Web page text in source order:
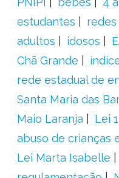
estudantes
redes
adultos
idosos
Chã Grande
rede estadual de
Santa Maria das
Maio Laranja
Lei
abuso de crianças
Lei Marta Isabelle